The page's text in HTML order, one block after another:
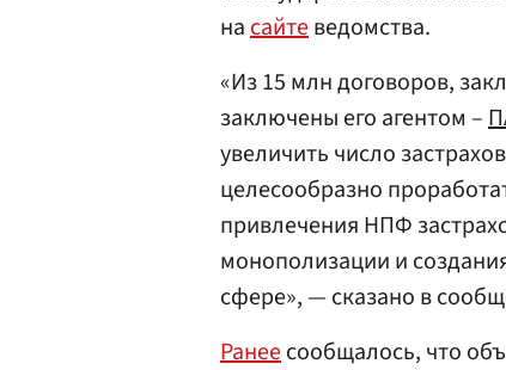
насайтеведомства.
«Из 15 млн договоров,
заключены его агентом –
увеличить число
целесообразно
привлечения НПФ
монополизации и
сфере», — сказано в
Ранеесообщалось, что